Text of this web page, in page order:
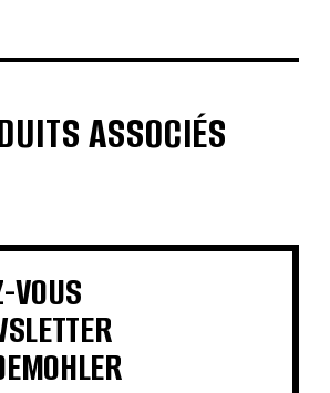
ASSOCIÉS
€ €
€ €
€
VOUS